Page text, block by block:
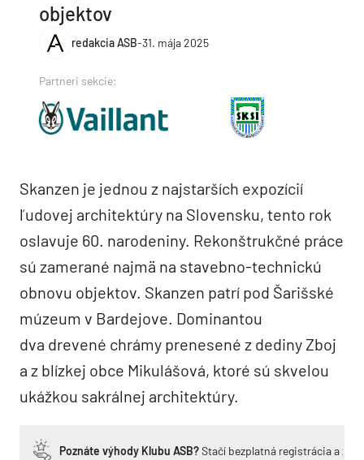
objektov
redakcia ASB-31. mája 2025
Partneri sekcie:
Skanzen je jednou z najstarších expozícií
ľudovej architektúry na Slovensku, tento rok
oslavuje 60. narodeniny. Rekonštrukčné práce
sú zamerané najmä na stavebno-technickú
obnovu objektov. Skanzen patrí pod Šarišské
múzeum v Bardejove. Dominantou
dva drevené chrámy prenesené z dediny Zboj
a z blízkej obce Mikulášová, ktoré sú skvelou
ukážkou sakrálnej architektúry.
Poznáte výhody Klubu ASB?Stačí bezplatná registrácia a